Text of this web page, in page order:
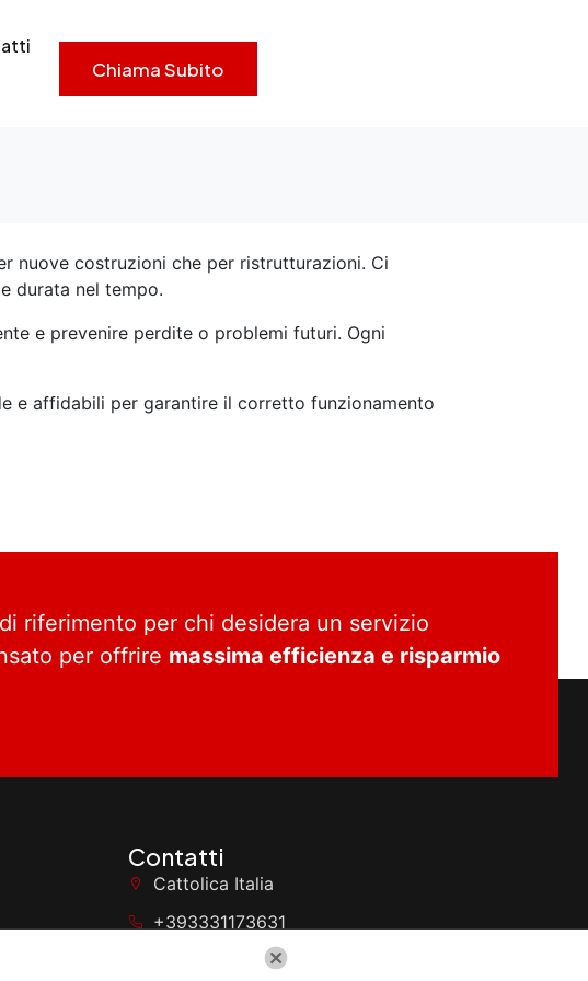
Chiama Subito
nuove costruzioni che per ristrutturazioni. Ci
durata nel tempo.
e prevenire perdite o problemi futuri. Ogni
e affidabili per garantire il corretto funzionamento
riferimento per chi desidera un servizio
per offrire massima efficienza e risparmio
Contatti
Cattolica Italia
+393331173631
assistenzacaldaiecattolica@gmail.com